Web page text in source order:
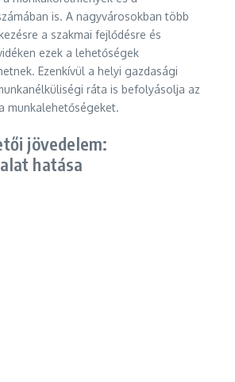
is. A nagyvárosokban több
a szakmai fejlődésre és
ezek a lehetőségek
Ezenkívül a helyi gazdasági
ráta is befolyásolja az
munkalehetőségeket.
jövedelem:
hatása